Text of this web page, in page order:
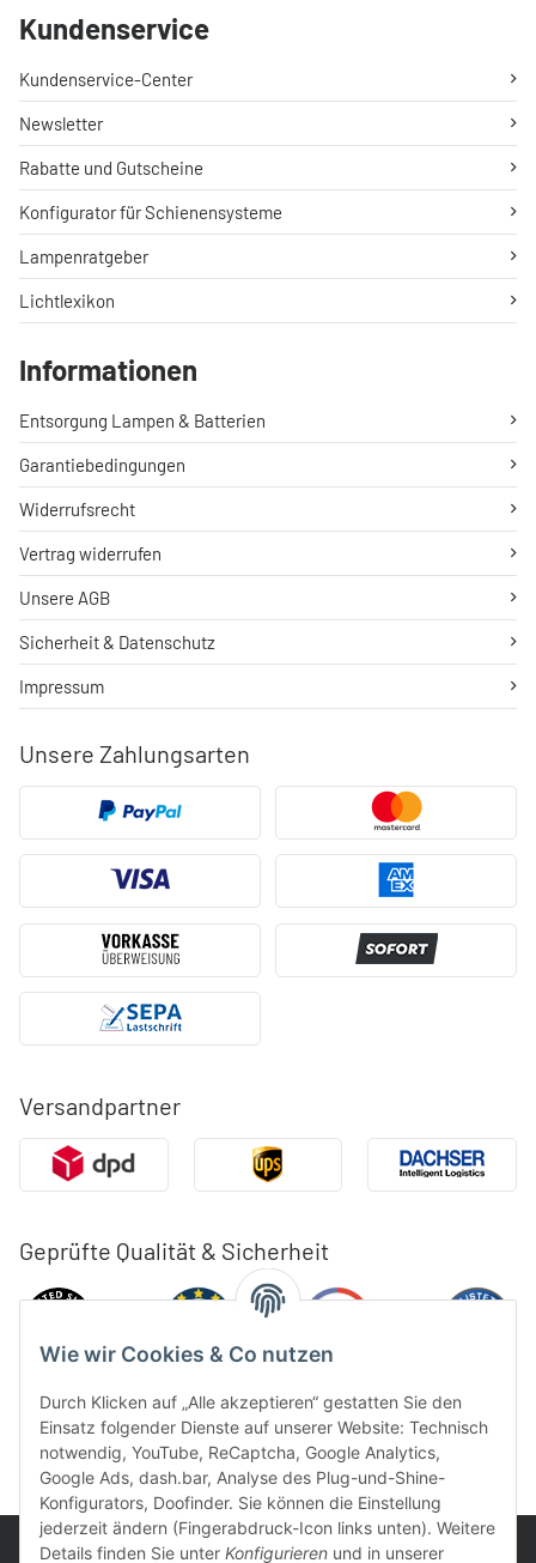
Wie wir Cookies & Co nutzen
Durch Klicken auf „Alle akzeptieren“ gestatten Sie den
Einsatz folgender Dienste auf unserer Website: Technisch
notwendig, YouTube, ReCaptcha, Google Analytics,
Google Ads, dash.bar, Analyse des Plug-und-Shine-
Konfigurators, Doofinder. Sie können die Einstellung
jederzeit ändern (Fingerabdruck-Icon links unten). Weitere
Details finden Sie unter Konfigurieren und in unserer
Unsere Zahlungsarten
Versandpartner
Geprüfte Qualität & Sicherheit
Kundenservice
Kundenservice-Center
Newsletter
Rabatte und Gutscheine
Konfigurator für Schienensysteme
Lampenratgeber
Lichtlexikon
Informationen
Entsorgung Lampen & Batterien
Garantiebedingungen
Widerrufsrecht
Vertrag widerrufen
Unsere AGB
Sicherheit & Datenschutz
Impressum